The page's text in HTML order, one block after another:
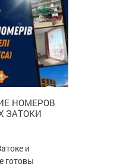
НОМЕРОВ
ЗАТОКИ
и
готовы